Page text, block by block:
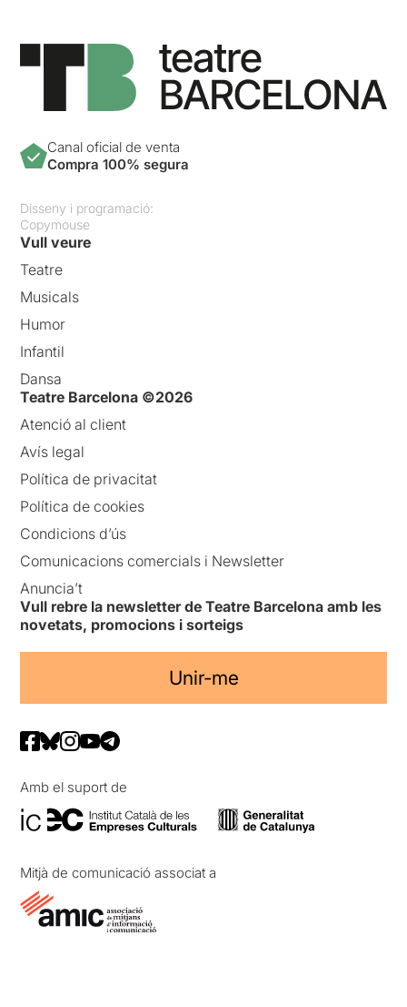
Canal oficial de venta
Compra 100% segura
Disseny i programació:
Copymouse
Vull veure
Teatre
Musicals
Humor
Infantil
Dansa
Teatre Barcelona ©2026
Atenció al client
Avís legal
Política de privacitat
Política de cookies
Condicions d’ús
Comunicacions comercials i Newsletter
Anuncia’t
Vull rebre la newsletter de Teatre Barcelona amb les
novetats, promocions i sorteigs
Unir-me
Amb el suport de
Mitjà de comunicació associat a